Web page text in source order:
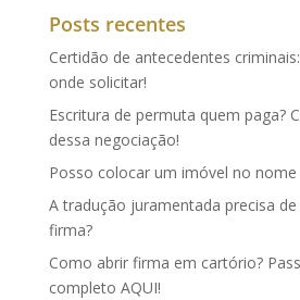
Posts recentes
Certidão de antecedentes
onde solicitar!
Escritura de permuta quem paga?
dessa negociação!
Posso colocar um imóvel no
A tradução juramentada precisa
firma?
Como abrir firma em cartório?
completo AQUI!